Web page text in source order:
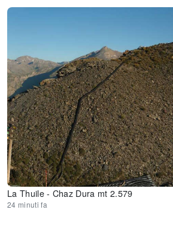
La Thuile - Chaz Dura mt 2.579
24 minuti fa